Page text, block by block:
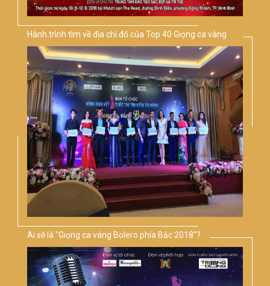
Hành trình tìm về địa chỉ đỏ của Top 40 Giọng ca vàng
Bolero phía Bắc 2018
Ai sẽ là "Giọng ca vàng Bolero phía Bắc 2018"?